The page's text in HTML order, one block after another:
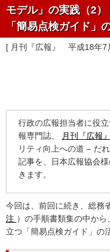
モデル」の実践（2）
「簡易点検ガイド」
[ 月刊『広報』 平成18年7
行政の広報担当者に役
報専門誌、
月刊『広報』
リティ向上への道 – だ
記事を、日本広報協会
きます。
今回は、前回に続き、総務
注 ）の手順書類集の中か
立つ「簡易点検ガイド」の